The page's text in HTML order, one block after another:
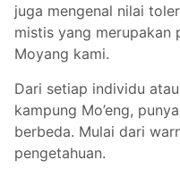
juga mengenal nilai
mistis yang merupakan
Moyang kami.
Dari setiap individu
kampung Mo’eng,
berbeda. Mulai dari
pengetahuan.